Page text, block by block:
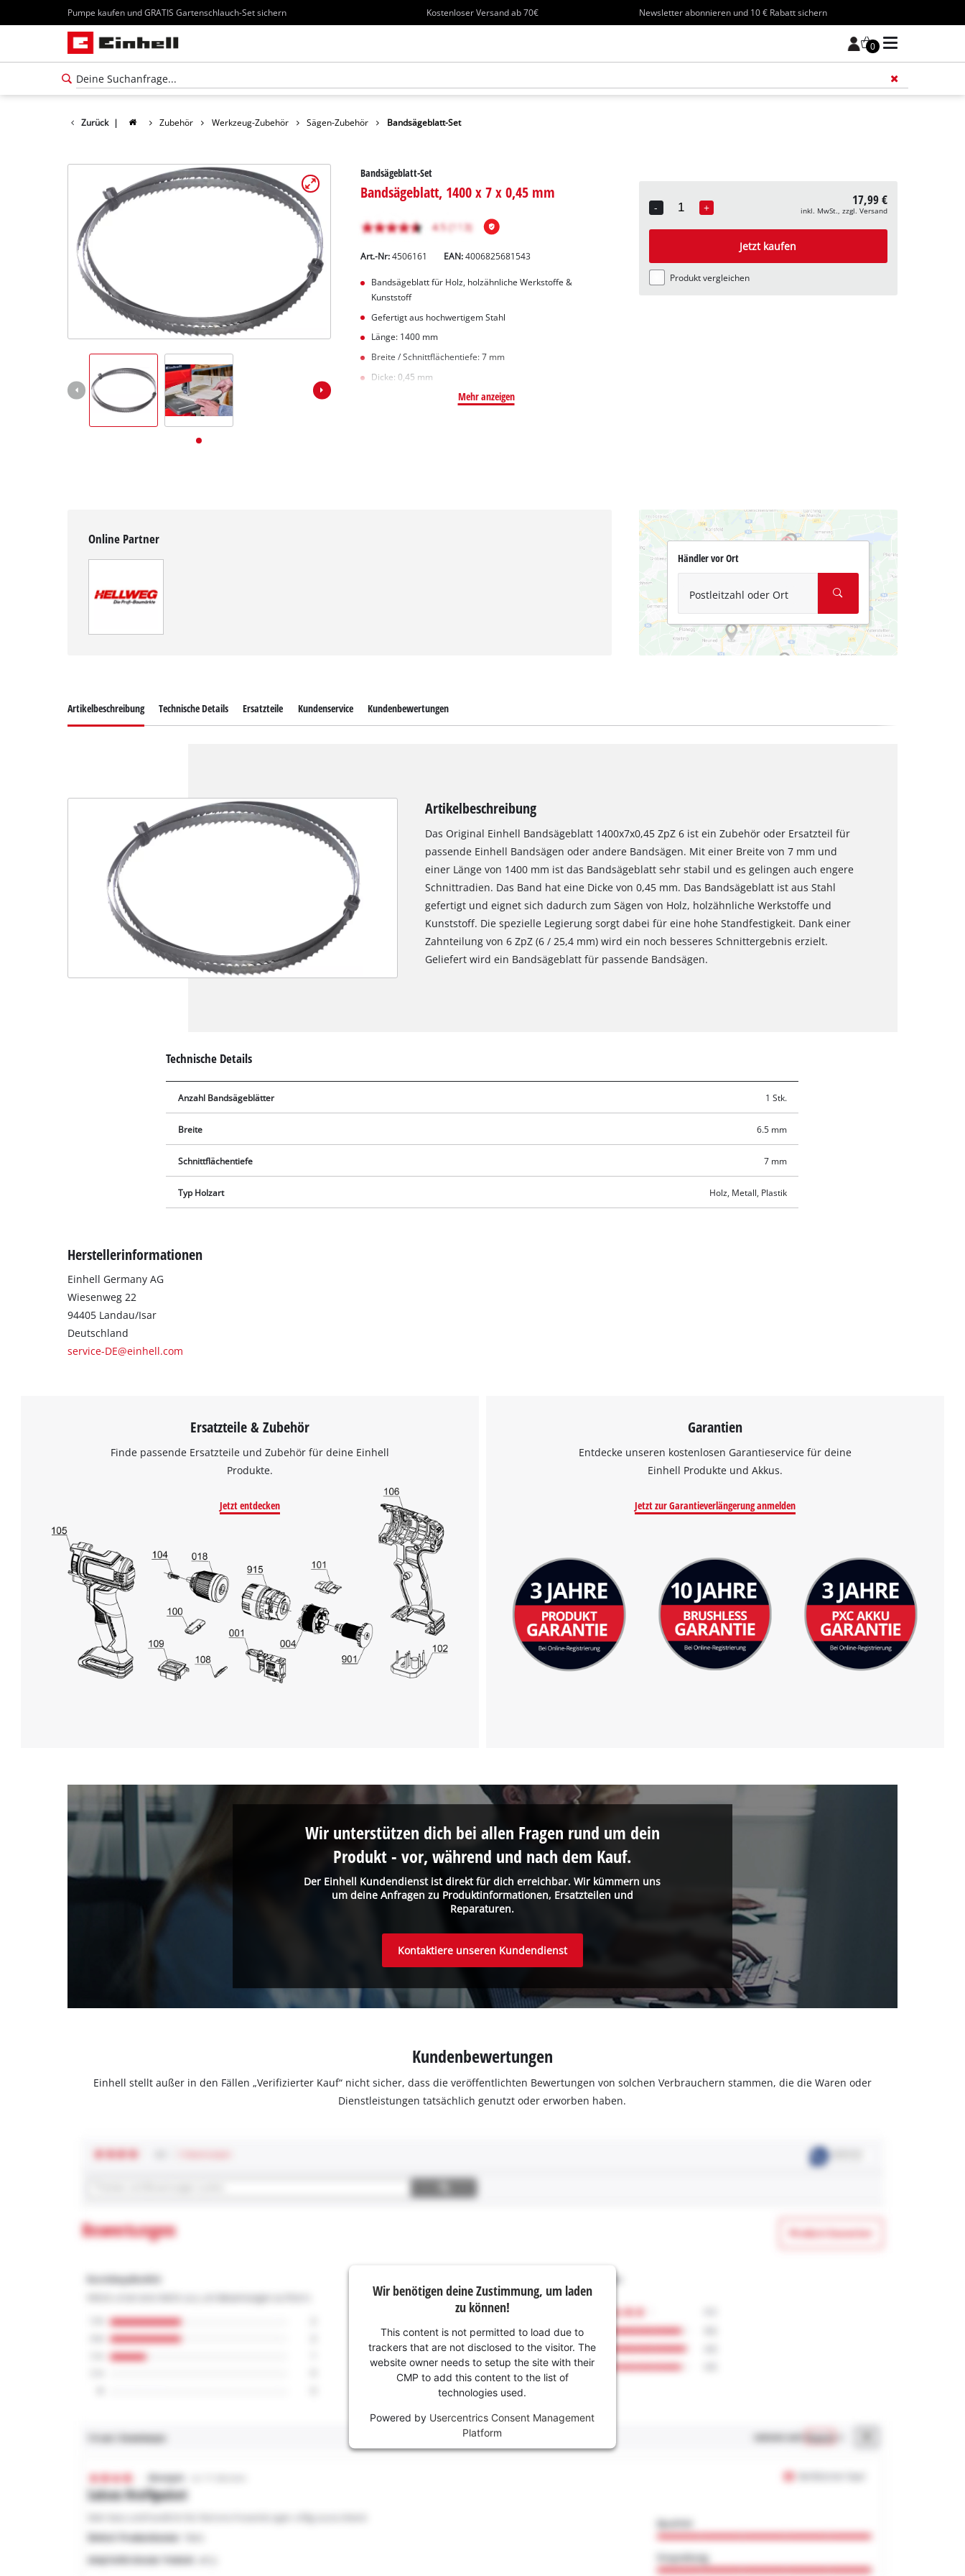
Pumpe kaufen und GRATIS Gartenschlauch-Set sichern Kostenloser Versand ab 70€ Newsletter abonnieren und 10 € Rabatt sichern
0
Zurück | Zubehör Werkzeug-Zubehör Sägen-Zubehör Bandsägeblatt-Set
Bandsägeblatt-Set
Bandsägeblatt, 1400 x 7 x 0,45 mm
Art.-Nr:4506161 EAN:4006825681543
Bandsägeblatt für Holz, holzähnliche Werkstoffe &
Kunststoff
Gefertigt aus hochwertigem Stahl
Länge: 1400 mm
Breite / Schnittflächentiefe: 7 mm
Dicke: 0,45 mm
Mehr anzeigen
-
Quantity
+ 17,99 €
inkl. MwSt., zzgl. Versand
Jetzt kaufen
Produkt vergleichen
Online Partner
Händler vor Ort
Postleitzahl oder Ort
Wir benötigen deine Zustimmung, um
Google Maps laden zu können!
This content is not permitted to load due
to trackers that are not disclosed to the
visitor. The website owner needs to setup
the site with their CMP to add this content
to the list of technologies used.
Powered by
Usercentrics Consent
Artikelbeschreibung Technische Details Ersatzteile Kundenservice Kundenbewertungen
Artikelbeschreibung
Das Original Einhell Bandsägeblatt 1400x7x0,45 ZpZ 6 ist ein Zubehör oder Ersatzteil für
passende Einhell Bandsägen oder andere Bandsägen. Mit einer Breite von 7 mm und
einer Länge von 1400 mm ist das Bandsägeblatt sehr stabil und es gelingen auch engere
Schnittradien. Das Band hat eine Dicke von 0,45 mm. Das Bandsägeblatt ist aus Stahl
gefertigt und eignet sich dadurch zum Sägen von Holz, holzähnliche Werkstoffe und
Kunststoff. Die spezielle Legierung sorgt dabei für eine hohe Standfestigkeit. Dank einer
Zahnteilung von 6 ZpZ (6 / 25,4 mm) wird ein noch besseres Schnittergebnis erzielt.
Geliefert wird ein Bandsägeblatt für passende Bandsägen.
Technische Details
Anzahl Bandsägeblätter 1 Stk.
Breite 6.5 mm
Schnittflächentiefe 7 mm
Typ Holzart Holz, Metall, Plastik
Herstellerinformationen
Einhell Germany AG
Wiesenweg 22
94405 Landau/Isar
Deutschland
service-DE@einhell.com
Ersatzteile & Zubehör
Finde passende Ersatzteile und Zubehör für deine Einhell
Produkte.
Jetzt entdecken
Garantien
Entdecke unseren kostenlosen Garantieservice für deine
Einhell Produkte und Akkus.
Jetzt zur Garantieverlängerung anmelden
Der Einhell Kundendienst ist direkt für dich erreichbar. Wir kümmern uns
um deine Anfragen zu Produktinformationen, Ersatzteilen und
Reparaturen.
Wir unterstützen dich bei allen Fragen rund um dein
Produkt - vor, während und nach dem Kauf.
Kontaktiere unseren Kundendienst
Kundenbewertungen
Einhell stellt außer in den Fällen „Verifizierter Kauf“ nicht sicher, dass die veröffentlichten Bewertungen von solchen Verbrauchern stammen, die die Waren oder
Dienstleistungen tatsächlich genutzt oder erworben haben.
Wir benötigen deine Zustimmung, um laden
zu können!
This content is not permitted to load due to
trackers that are not disclosed to the visitor. The
website owner needs to setup the site with their
CMP to add this content to the list of
technologies used.
Powered by Usercentrics Consent Management
Platform